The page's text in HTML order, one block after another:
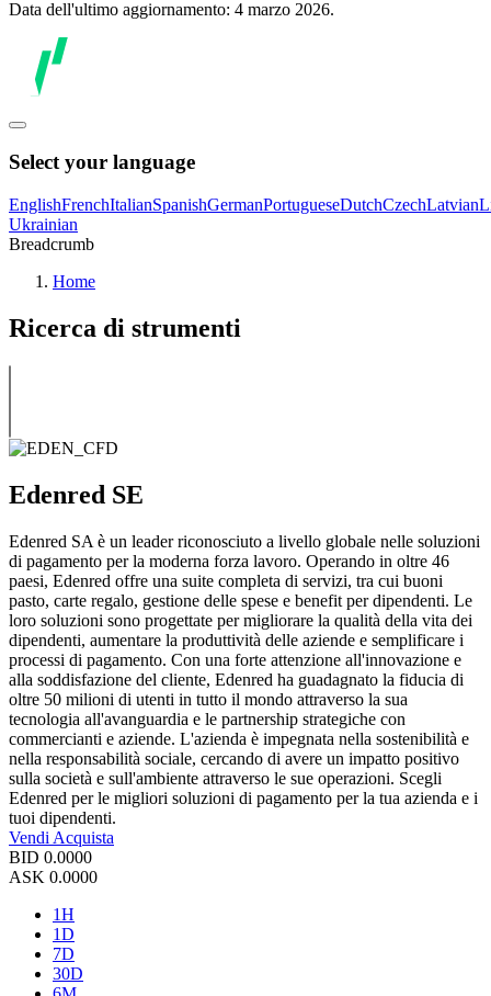
Data dell'ultimo aggiornamento: 4 marzo 2026.
Select your language
EnglishFrenchItalianSpanishGermanPortugueseDutchCzechLatvian
Ukrainian
Breadcrumb
Home
Ricerca di strumenti
Edenred SE
Edenred SA è un leader riconosciuto a livello globale nelle soluzioni
di pagamento per la moderna forza lavoro. Operando in oltre 46
paesi, Edenred offre una suite completa di servizi, tra cui buoni
pasto, carte regalo, gestione delle spese e benefit per dipendenti. Le
loro soluzioni sono progettate per migliorare la qualità della vita dei
dipendenti, aumentare la produttività delle aziende e semplificare i
processi di pagamento. Con una forte attenzione all'innovazione e
alla soddisfazione del cliente, Edenred ha guadagnato la fiducia di
oltre 50 milioni di utenti in tutto il mondo attraverso la sua
tecnologia all'avanguardia e le partnership strategiche con
commercianti e aziende. L'azienda è impegnata nella sostenibilità e
nella responsabilità sociale, cercando di avere un impatto positivo
sulla società e sull'ambiente attraverso le sue operazioni. Scegli
Edenred per le migliori soluzioni di pagamento per la tua azienda e i
tuoi dipendenti.
Vendi Acquista
BID 0.0000
ASK 0.0000
1H
1D
7D
30D